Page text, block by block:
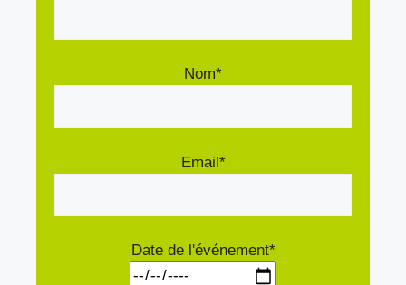
Nom*
Email*
Date de l'événement*